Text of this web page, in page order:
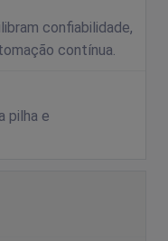
confiabilidade,
contínua.
pilha e